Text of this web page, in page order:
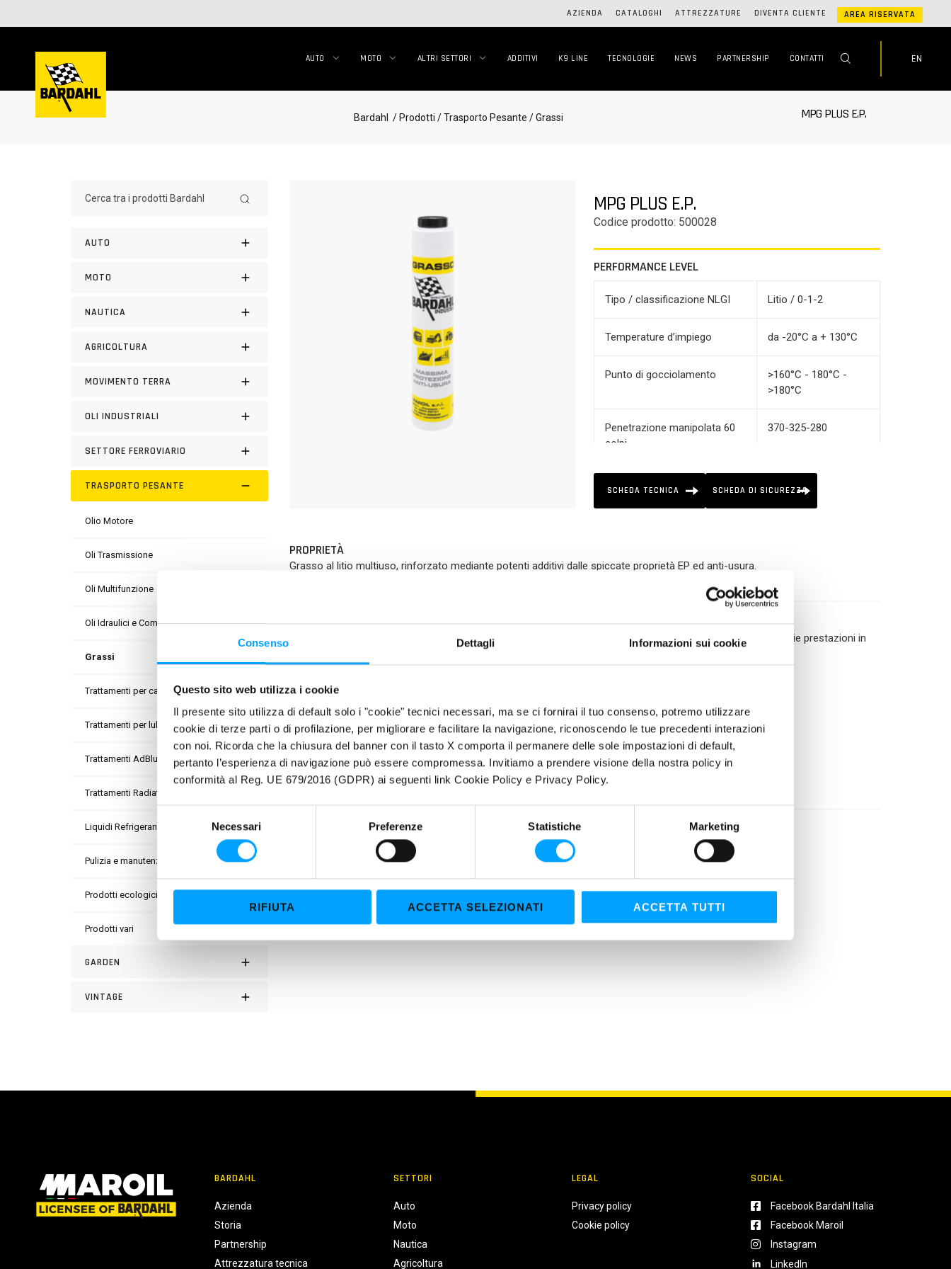
Consenso Dettagli Informazioni sui cookie
Questo sito web utilizza i cookie
Il presente sito utilizza di default solo i "cookie" tecnici necessari, ma se ci fornirai il tuo consenso, potremo utilizzare
cookie di terze parti o di profilazione, per migliorare e facilitare la navigazione, riconoscendo le tue precedenti interazioni
con noi. Ricorda che la chiusura del banner con il tasto X comporta il permanere delle sole impostazioni di default,
pertanto l’esperienza di navigazione può essere compromessa. Invitiamo a prendere visione della nostra policy in
conformità al Reg. UE 679/2016 (GDPR) ai seguenti link Cookie Policy e Privacy Policy.
e
e
z
i
Necessari Preferenze Statistiche Marketing
RIFIUTA ACCETTA SELEZIONATI ACCETTA TUTTI
AZIENDA CATALOGHI ATTREZZATURE DIVENTA CLIENTE AREA RISERVATA
AUTO MOTO ALTRI SETTORI ADDITIVI K9 LINE TECNOLOGIE NEWS PARTNERSHIP CONTATTI EN
Bardahl / Prodotti / Trasporto Pesante / Grassi MPG PLUS E.P.
AUTO
MOTO
NAUTICA
AGRICOLTURA
MOVIMENTO TERRA
OLI INDUSTRIALI
SETTORE FERROVIARIO
TRASPORTO PESANTE
Olio Motore
Oli Trasmissione
Oli Multifunzione
Oli Idraulici e Compressori
Grassi
Trattamenti per carburanti
Trattamenti per lubrificanti
Trattamenti AdBlue
Trattamenti Radiatori
Liquidi Refrigeranti
Pulizia e manutenzione
Prodotti ecologici
Prodotti vari
GARDEN
VINTAGE
MPG PLUS E.P.
Codice prodotto: 500028
PERFORMANCE LEVEL
Tipo / classificazione NLGI Litio / 0-1-2
Temperature d’impiego da -20°C a + 130°C
Punto di gocciolamento
>160°C - 180°C -
>180°C
Penetrazione manipolata 60
colpi
370-325-280
(EP)
SCHEDA TECNICA SCHEDA DI SICUREZZA
PROPRIETÀ
Grasso al litio multiuso, rinforzato mediante potenti additivi dalle spiccate proprietà EP ed anti-usura.
VANTAGGI
Le straordinarie proprietà della FORMULA BARDAHL POLAR PLUS, conferiscono a questo grasso straordinarie prestazioni in
Preserva le superfici dall’ossidazione e dall’attacco degli agenti chimici corrosivi
Resiste all’azione dilavante dell’acqua
La resistenza al taglio conferisce al grasso una durata superiore
Eccellente adesività
BARDAHL
Azienda
Storia
Partnership
Attrezzatura tecnica
SETTORI
Auto
Moto
Nautica
Agricoltura
LEGAL
Privacy policy
Cookie policy
SOCIAL
Facebook Bardahl Italia
Facebook Maroil
Instagram
LinkedIn